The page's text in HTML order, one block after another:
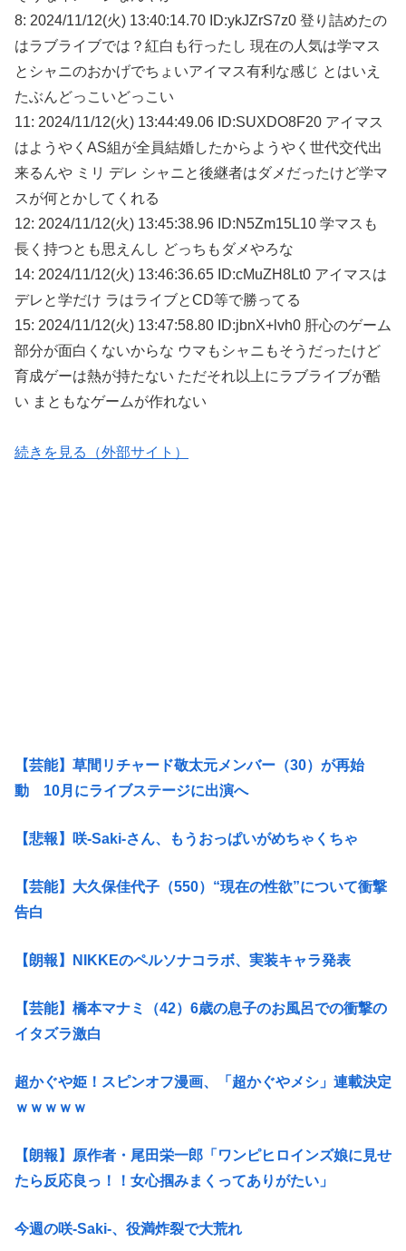
8: 2024/11/12(火) 13:40:14.70 ID:ykJZrS7z0 登り詰めたの
はラブライブでは？紅白も行ったし 現在の人気は学マス
とシャニのおかげでちょいアイマス有利な感じ とはいえ
たぶんどっこいどっこい
11: 2024/11/12(火) 13:44:49.06 ID:SUXDO8F20 アイマス
はようやくAS組が全員結婚したからようやく世代交代出
来るんや ミリ デレ シャニと後継者はダメだったけど学マ
スが何とかしてくれる
12: 2024/11/12(火) 13:45:38.96 ID:N5Zm15L10 学マスも
長く持つとも思えんし どっちもダメやろな
14: 2024/11/12(火) 13:46:36.65 ID:cMuZH8Lt0 アイマスは
デレと学だけ ラはライブとCD等で勝ってる
15: 2024/11/12(火) 13:47:58.80 ID:jbnX+lvh0 肝心のゲーム
部分が面白くないからな ウマもシャニもそうだったけど
育成ゲーは熱が持たない ただそれ以上にラブライブが酷
い まともなゲームが作れない
続きを見る（外部サイト）
【芸能】草間リチャード敬太元メンバー（30）が再始
動 10月にライブステージに出演へ
【悲報】咲-Saki-さん、もうおっぱいがめちゃくちゃ
【芸能】大久保佳代子（550）“現在の性欲”について衝撃
告白
【朗報】NIKKEのペルソナコラボ、実装キャラ発表
【芸能】橋本マナミ（42）6歳の息子のお風呂での衝撃の
イタズラ激白
超かぐや姫！スピンオフ漫画、「超かぐやメシ」連載決定
ｗｗｗｗｗ
【朗報】原作者・尾田栄一郎「ワンピヒロインズ娘に見せ
たら反応良っ！！女心掴みまくってありがたい」
今週の咲-Saki-、役満炸裂で大荒れ